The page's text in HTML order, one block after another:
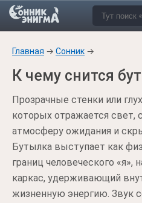
Главная → Сонник →
К чему снится
Прозрачные стенки или
которых отражается свет,
атмосферу ожидания и
Бутылка выступает как
границ человеческого «я»,
каркас, удерживающий
жизненную энергию. Звук